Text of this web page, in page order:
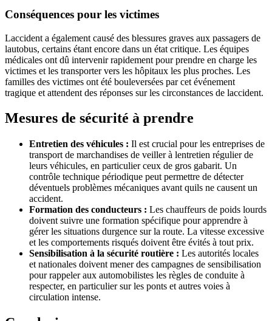
Conséquences pour les victimes
Laccident a également causé des blessures graves aux passagers de
lautobus, certains étant encore dans un état critique. Les équipes
médicales ont dû intervenir rapidement pour prendre en charge les
victimes et les transporter vers les hôpitaux les plus proches. Les
familles des victimes ont été bouleversées par cet événement
tragique et attendent des réponses sur les circonstances de laccident.
Mesures de sécurité à prendre
Entretien des véhicules : Il est crucial pour les entreprises de
transport de marchandises de veiller à lentretien régulier de
leurs véhicules, en particulier ceux de gros gabarit. Un
contrôle technique périodique peut permettre de détecter
déventuels problèmes mécaniques avant quils ne causent un
accident.
Formation des conducteurs : Les chauffeurs de poids lourds
doivent suivre une formation spécifique pour apprendre à
gérer les situations durgence sur la route. La vitesse excessive
et les comportements risqués doivent être évités à tout prix.
Sensibilisation à la sécurité routière : Les autorités locales
et nationales doivent mener des campagnes de sensibilisation
pour rappeler aux automobilistes les règles de conduite à
respecter, en particulier sur les ponts et autres voies à
circulation intense.